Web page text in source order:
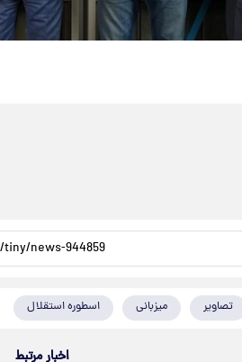
تصاویر میزبانی اسطوره استقلال
اخبار مرتبط